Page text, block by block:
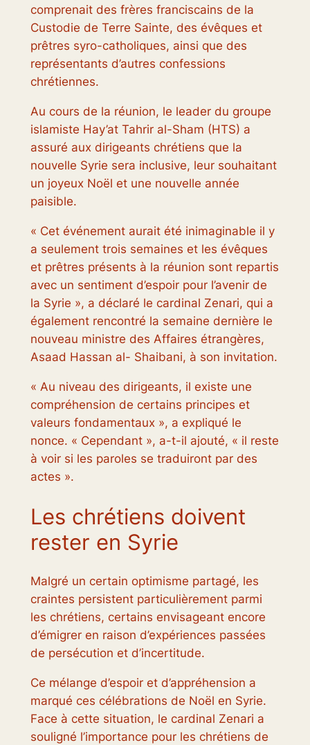
comprenait des frères franciscains de la
Custodie de Terre Sainte, des évêques et
prêtres syro-catholiques, ainsi que des
représentants d’autres confessions
chrétiennes.
Au cours de la réunion, le leader du groupe
islamiste Hay’at Tahrir al-Sham (HTS) a
assuré aux dirigeants chrétiens que la
nouvelle Syrie sera inclusive, leur souhaitant
un joyeux Noël et une nouvelle année
paisible.
« Cet événement aurait été inimaginable il y
a seulement trois semaines et les évêques
et prêtres présents à la réunion sont repartis
avec un sentiment d’espoir pour l’avenir de
la Syrie », a déclaré le cardinal Zenari, qui a
également rencontré la semaine dernière le
nouveau ministre des Affaires étrangères,
Asaad Hassan al- Shaibani, à son invitation.
« Au niveau des dirigeants, il existe une
compréhension de certains principes et
valeurs fondamentaux », a expliqué le
nonce. « Cependant », a-t-il ajouté, « il reste
à voir si les paroles se traduiront par des
actes ».
Les chrétiens doivent
rester en Syrie
Malgré un certain optimisme partagé, les
craintes persistent particulièrement parmi
les chrétiens, certains envisageant encore
d’émigrer en raison d’expériences passées
de persécution et d’incertitude.
Ce mélange d’espoir et d’appréhension a
marqué ces célébrations de Noël en Syrie.
Face à cette situation, le cardinal Zenari a
souligné l’importance pour les chrétiens de